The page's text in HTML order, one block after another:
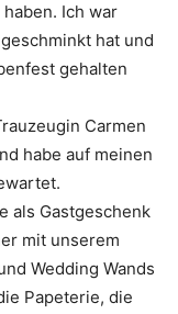
Ich war
hat und
gehalten
Carmen
habe auf meinen
als Gastgeschenk
mit unserem
Wedding Wands
Papeterie, die